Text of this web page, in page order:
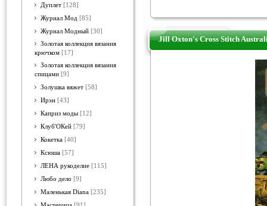
Дуплет [128]
Журнал Мод [85]
Журнал Модный [30]
Золотая коллекция вязания
крючком [17]
Золотая коллекция вязания
спицами [9]
Золушка вяжет [58]
Ирэн [43]
Каприз моды [12]
Клуб'ОКей [79]
Кокетка [40]
Ксюша [57]
ЛЕНА рукоделие [115]
Любо дело [9]
Маленькая Diana [235]
Jill Oxton's Cross Stitch